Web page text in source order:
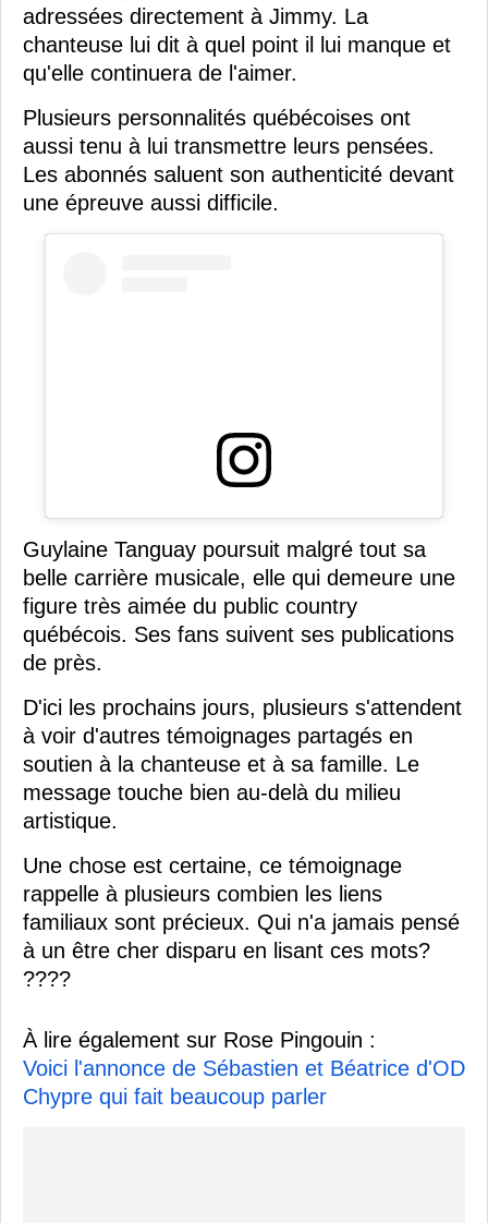
adressées directement à Jimmy. La
chanteuse lui dit à quel point il lui manque et
qu'elle continuera de l'aimer.
Plusieurs personnalités québécoises ont
aussi tenu à lui transmettre leurs pensées.
Les abonnés saluent son authenticité devant
une épreuve aussi difficile.
Guylaine Tanguay poursuit malgré tout sa
belle carrière musicale, elle qui demeure une
figure très aimée du public country
québécois. Ses fans suivent ses publications
de près.
D'ici les prochains jours, plusieurs s'attendent
à voir d'autres témoignages partagés en
soutien à la chanteuse et à sa famille. Le
message touche bien au-delà du milieu
artistique.
Une chose est certaine, ce témoignage
rappelle à plusieurs combien les liens
familiaux sont précieux. Qui n'a jamais pensé
à un être cher disparu en lisant ces mots?
????
À lire également sur Rose Pingouin :
Voici l'annonce de Sébastien et Béatrice d'OD
Chypre qui fait beaucoup parler